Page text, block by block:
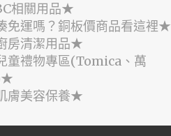
相關用品★
免運嗎？銅板價商品看這裡★
房清潔用品★
童禮物專區(Tomica、萬
膚美容保養★